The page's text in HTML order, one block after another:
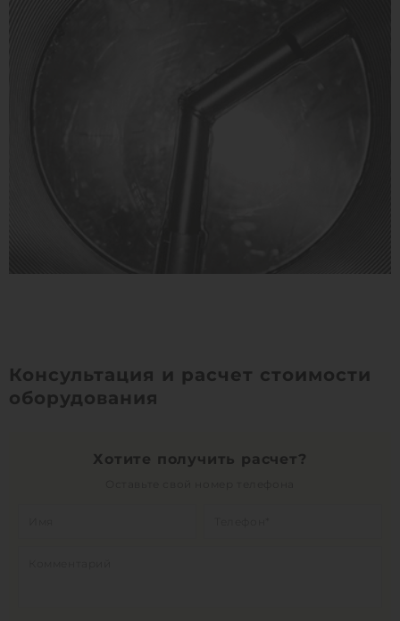
Консультация и расчет стоимости
оборудования
Хотите получить расчет?